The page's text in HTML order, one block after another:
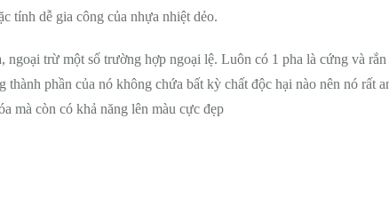
tính dễ gia công của nhựa nhiệt dẻo.
ngoại trừ một số trường hợp ngoại lệ. Luôn có 1 pha là cứng và rắn
phần của nó không chứa bất kỳ chất độc hại nào nên nó rất
mà còn có khả năng lên màu cực đẹp